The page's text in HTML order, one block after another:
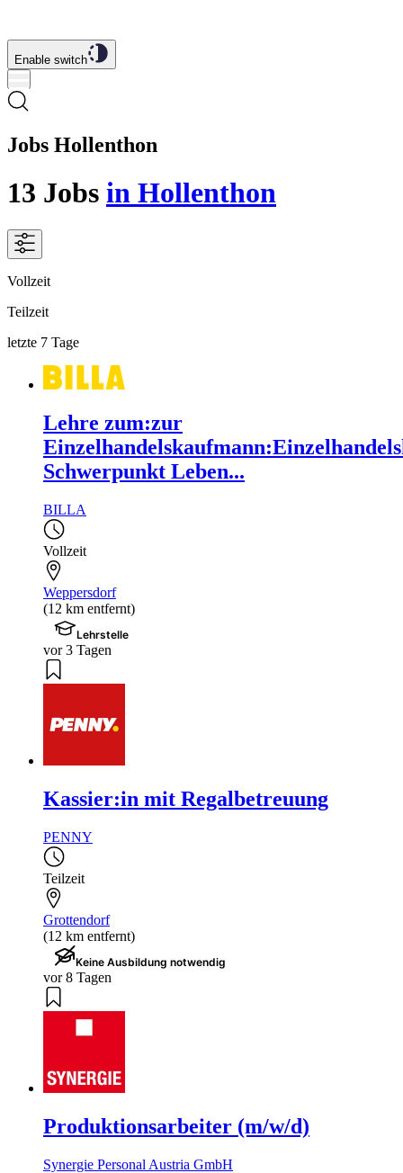
Enable switch
Jobs Hollenthon
13 Jobs in Hollenthon
Vollzeit
Teilzeit
letzte 7 Tage
Lehre zum:zur
Schwerpunkt Leben...
BILLA
Vollzeit
Weppersdorf
(12 km entfernt)
Lehrstelle
vor 3 Tagen
Kassier:in mit Regalbetreuung
PENNY
Teilzeit
Grottendorf
(12 km entfernt)
Keine Ausbildung notwendig
vor 8 Tagen
Produktionsarbeiter (m/w/d)
Synergie Personal Austria GmbH